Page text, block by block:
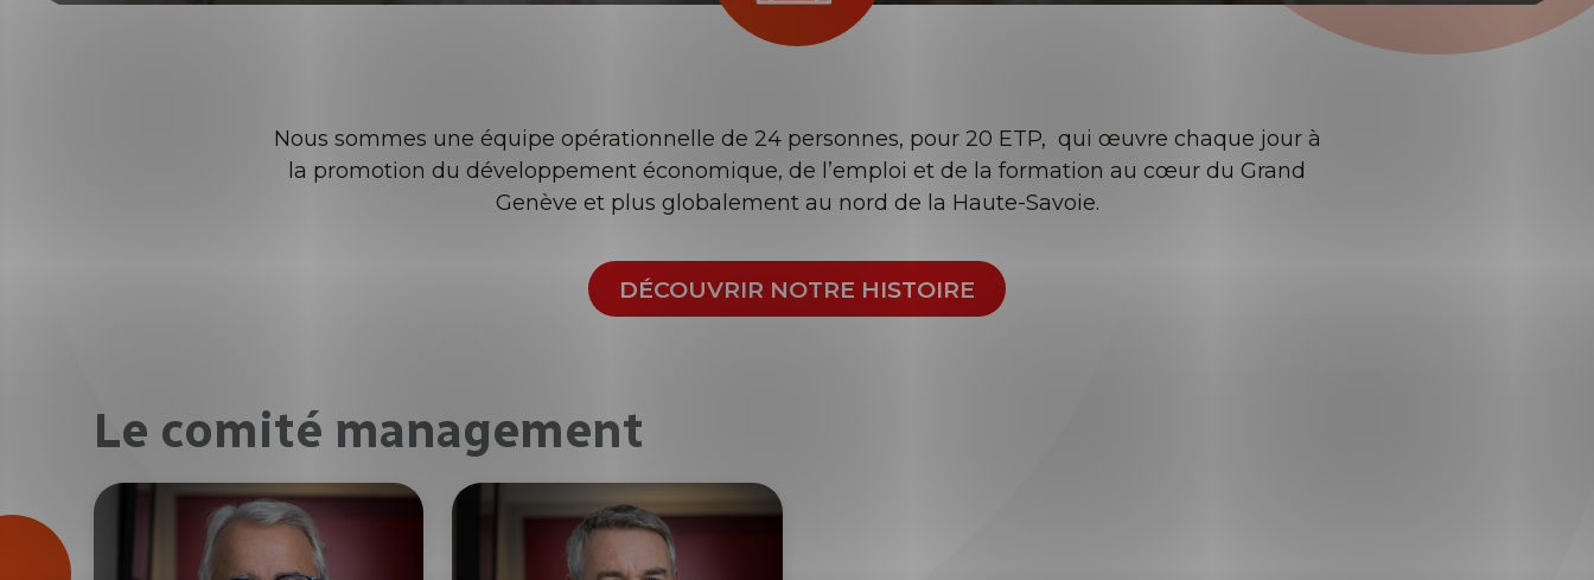
Nous sommes une équipe opérationnelle de 24 personnes, pour 20 ETP, qui œuvre chaque jour à
la promotion du développement économique, de l’emploi et de la formation au cœur du Grand
Genève et plus globalement au nord de la Haute-Savoie.
DÉCOUVRIR NOTRE HISTOIRE
Le comité management